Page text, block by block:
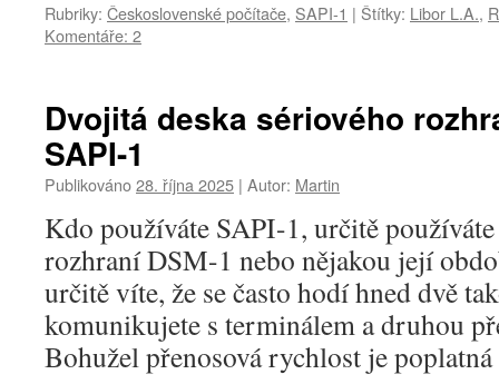
Rubriky: Československé počítače, SAPI-1 | Štítky: Libor L.A.,
Komentáře: 2
Dvojitá deska sériového
SAPI-1
Publikováno28. října 2025 | Autor: Martin
Kdo používáte SAPI-1, určitě
rozhraní DSM-1 nebo nějakou její
určitě víte, že se často hodí hned dvě
komunikujete s terminálem a druhou
Bohužel přenosová rychlost je